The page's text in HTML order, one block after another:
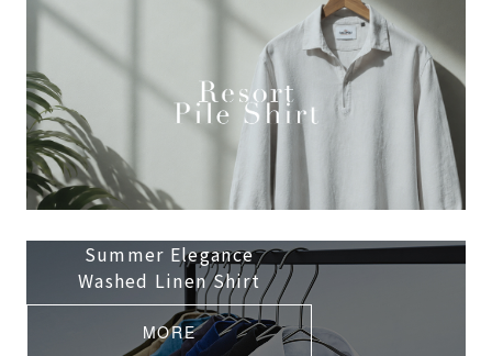
Summer Elegance
Washed Linen Shirt
MORE